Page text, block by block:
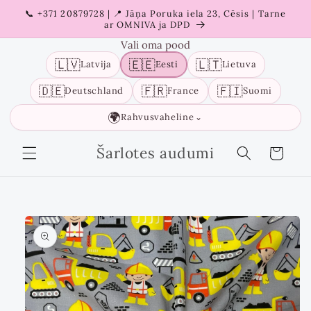
sisu
📞 +371 20879728 | 📍 Jāņa Poruka iela 23, Cēsis | Tarne
ar OMNIVA ja DPD
Vali oma pood
🇱🇻Latvija 🇪🇪Eesti 🇱🇹Lietuva
🇩🇪Deutschland 🇫🇷France 🇫🇮Suomi
🌍Rahvusvaheline ⌄
Šarlotes audumi Ostukorv
Liigu
tooteinfo
juurde